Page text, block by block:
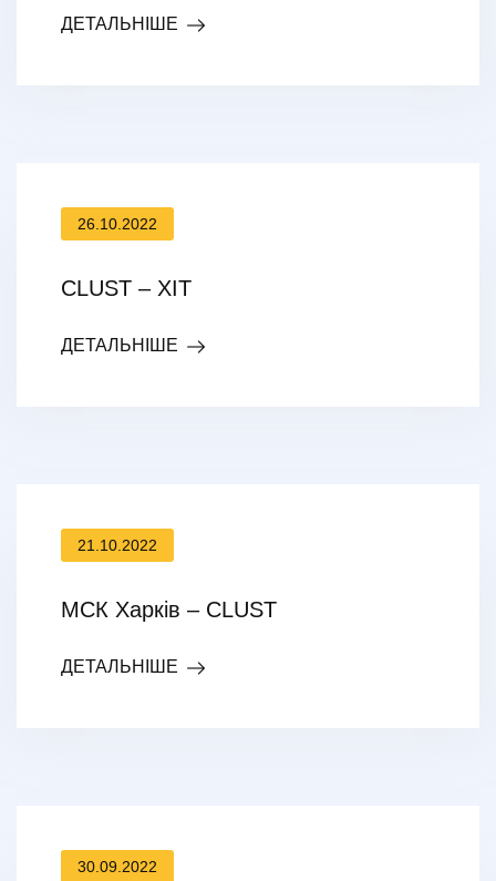
ДЕТАЛЬНІШЕ
26.10.2022
CLUST – ХІТ
ДЕТАЛЬНІШЕ
21.10.2022
МСК Харків – CLUST
ДЕТАЛЬНІШЕ
30.09.2022